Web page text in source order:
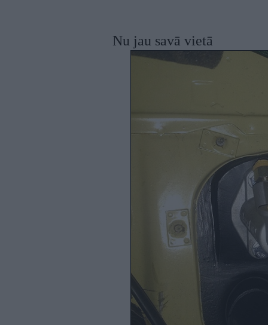
Nu jau savā vietā